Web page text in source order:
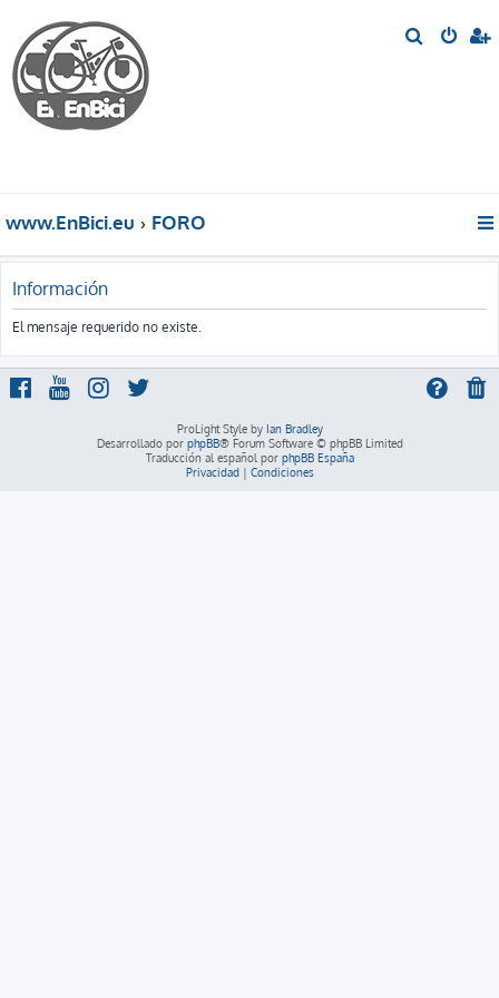
www.EnBici.eu FORO
Información
El mensaje requerido no existe.
ProLight Style by Ian Bradley
Desarrollado por phpBB® Forum Software © phpBB Limited
Traducción al español por phpBB España
Privacidad| Condiciones